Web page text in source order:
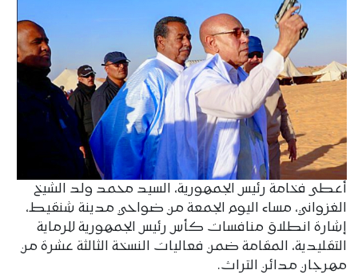
أعطى فخامة رئيس الجمهورية، السيد محمد ولد الشيخ
الغزواني، مساء اليوم الجمعة من ضواحي مدينة شنقيط،
إشارة انطلاق منافسات كأس رئيس الجمهورية للرماية
التقليدية، المقامة ضمن فعاليات النسخة الثالثة عشرة من
مهرجان مدائن التراث.